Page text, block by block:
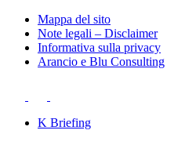
Mappa del sito
Note legali – Disclaimer
Informativa sulla privacy
Arancio e Blu Consulting
K Briefing